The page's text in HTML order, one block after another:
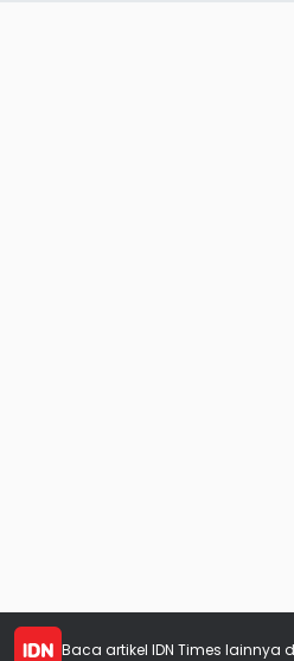
Baca artikel IDN Times lainnya